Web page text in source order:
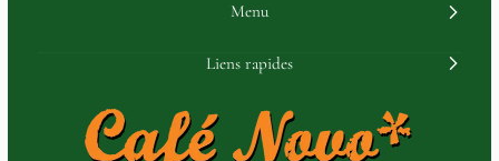
Menu
Liens rapides